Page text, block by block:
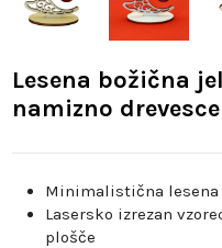
Lesena božična
namizno drevesce
Minimalistična
Lasersko izrezan
plošče